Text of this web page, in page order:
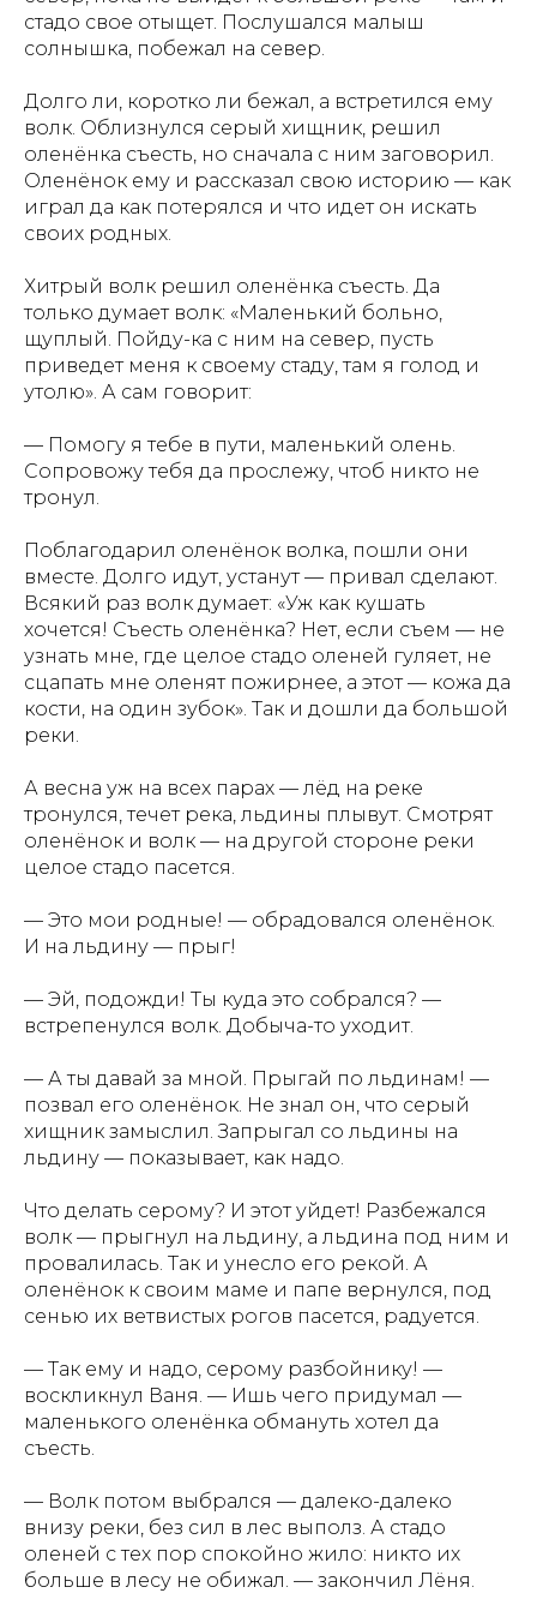
стадо свое отыщет. Послушался малыш
солнышка, побежал на север.
Долго ли, коротко ли бежал, а встретился ему
волк. Облизнулся серый хищник, решил
оленёнка съесть, но сначала с ним заговорил.
Оленёнок ему и рассказал свою историю — как
играл да как потерялся и что идет он искать
своих родных.
Хитрый волк решил оленёнка съесть. Да
только думает волк: «Маленький больно,
щуплый. Пойду-ка с ним на север, пусть
приведет меня к своему стаду, там я голод и
утолю». А сам говорит:
— Помогу я тебе в пути, маленький олень.
Сопровожу тебя да прослежу, чтоб никто не
тронул.
Поблагодарил оленёнок волка, пошли они
вместе. Долго идут, устанут — привал сделают.
Всякий раз волк думает: «Уж как кушать
хочется! Съесть оленёнка? Нет, если съем — не
узнать мне, где целое стадо оленей гуляет, не
сцапать мне оленят пожирнее, а этот — кожа да
кости, на один зубок». Так и дошли да большой
реки.
А весна уж на всех парах — лёд на реке
тронулся, течет река, льдины плывут. Смотрят
оленёнок и волк — на другой стороне реки
целое стадо пасется.
— Это мои родные! — обрадовался оленёнок.
И на льдину — прыг!
— Эй, подожди! Ты куда это собрался? —
встрепенулся волк. Добыча-то уходит.
— А ты давай за мной. Прыгай по льдинам! —
позвал его оленёнок. Не знал он, что серый
хищник замыслил. Запрыгал со льдины на
льдину — показывает, как надо.
Что делать серому? И этот уйдет! Разбежался
волк — прыгнул на льдину, а льдина под ним и
провалилась. Так и унесло его рекой. А
оленёнок к своим маме и папе вернулся, под
сенью их ветвистых рогов пасется, радуется.
— Так ему и надо, серому разбойнику! —
воскликнул Ваня. — Ишь чего придумал —
маленького оленёнка обмануть хотел да
съесть.
— Волк потом выбрался — далеко-далеко
внизу реки, без сил в лес выполз. А стадо
оленей с тех пор спокойно жило: никто их
больше в лесу не обижал. — закончил Лёня.
АЗБУКИ СТРАНЫ
Азбука Арктики и Дальнего Востока" - уникальная
книга об истории, культуре, географии северного
АЗБУКА АРКТИКИ
И ДАЛЬНЕГО ВОСТОКА